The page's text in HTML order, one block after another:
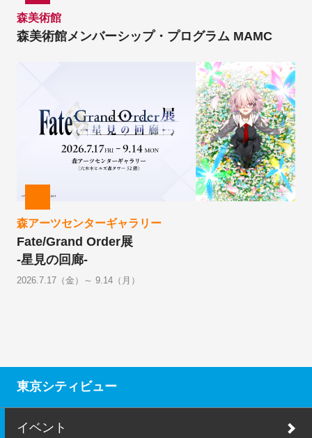
森美術館
森美術館メンバーシップ・プログラム MAMC
森アーツセンターギャラリー
Fate/Grand Order展
-星見の回廊-
2026.7.17（金）～ 9.14（月）
東京シティビュー
イベント